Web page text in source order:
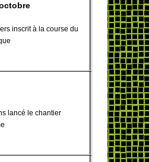
inscrit à la course du
lancé le chantier